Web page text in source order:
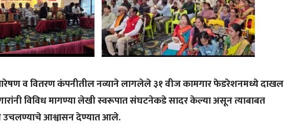
व वितरण कंपनीतील नव्याने लागलेले ३१ वीज कामगार फेडरेशनमध्ये दाखल
विविध मागण्या लेखी स्वरूपात संघटनेकडे सादर केल्या असून त्याबाबत
उचलण्याचे आश्वासन देण्यात आले.